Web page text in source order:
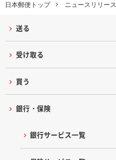
日本郵便トップ ニュースリリース
送る
受け取る
買う
銀行・保険
銀行サービス一覧